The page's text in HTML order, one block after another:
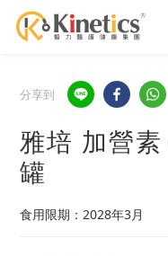
分享到
雅培 加營
罐
食用限期：2028年3月